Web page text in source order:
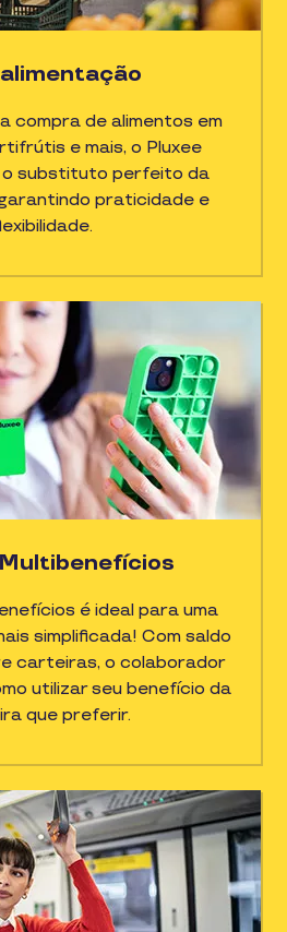
compra de alimentos em
e mais, o Pluxee
o substituto perfeito da
praticidade e
é ideal para uma
simplificada! Com saldo
carteiras, o colaborador
utilizar seu benefício da
que preferir.